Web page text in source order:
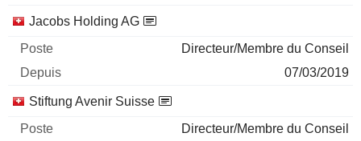
Jacobs Holding AG
Directeur/Membre du Conseil
07/03/2019
Stiftung Avenir Suisse
Directeur/Membre du Conseil